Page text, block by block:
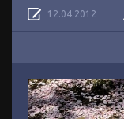
12.04.2012